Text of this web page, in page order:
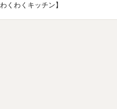
くわくキッチン】